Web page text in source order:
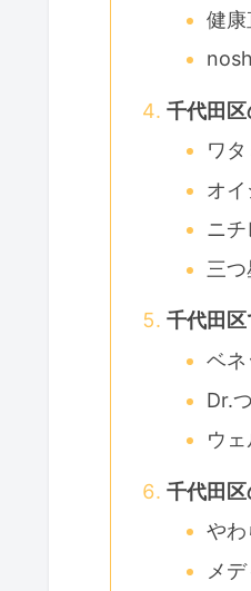
健康
千代田
ワ
オ
ニ
三
千代田
ベ
Dr.
ウ
千代田
や
メ